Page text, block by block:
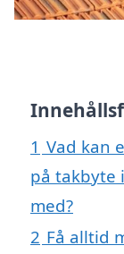
1 Vad kan
på takbyte
med?
2 Få alltid